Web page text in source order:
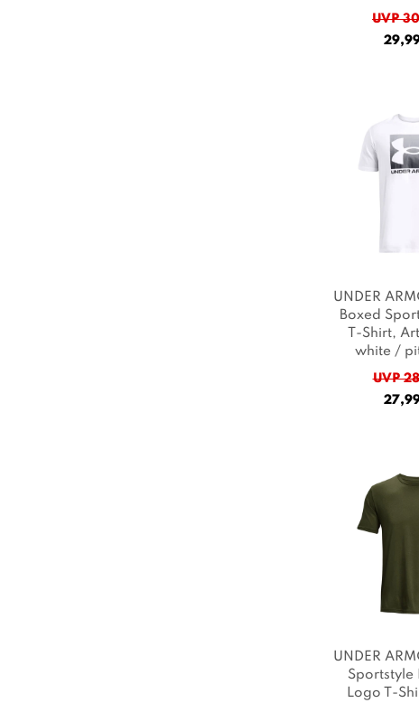
UVP
UNDER
Boxed
T-Shirt,
white /
UVP
UNDER
Sportstyle
Logo T-